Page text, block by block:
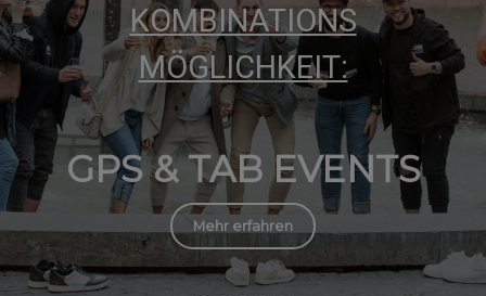
KOMBINATIONS
MÖGLICHKEIT:
GPS & TAB EVENTS
Mehr erfahren